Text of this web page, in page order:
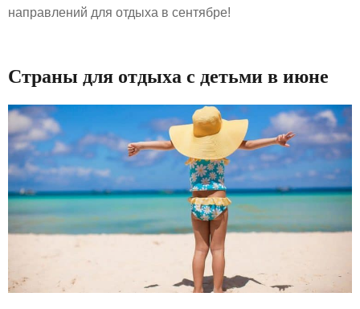
направлений для отдыха в сентябре!
Страны для отдыха с детьми в июне